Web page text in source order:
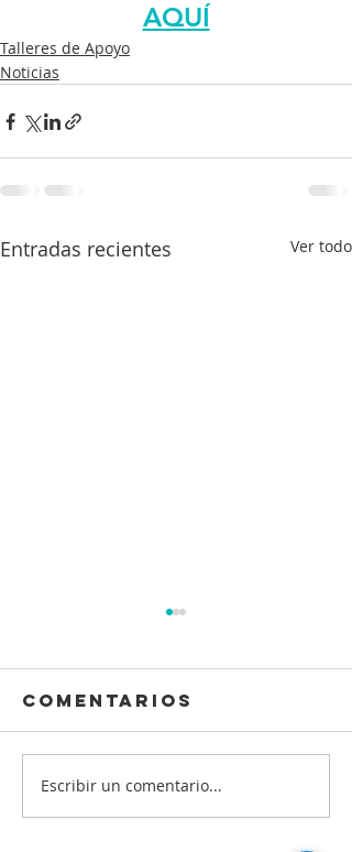
AQUÍ
Talleres de Apoyo
Noticias
Entradas recientes Ver todo
Proyecto
"Impúlsate
Comentarios
Escribir un comentario...